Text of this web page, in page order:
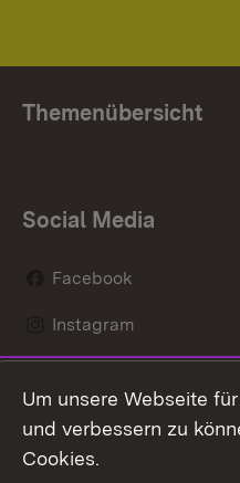
Themenübersicht
Social Media
Facebook
Instagram
Mastodon
Youtube
Um unsere Webseite
und verbessern zu
Cookies.